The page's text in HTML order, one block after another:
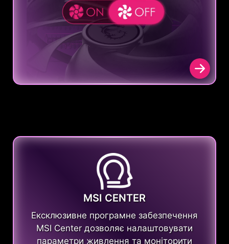
MSI CENTER
Ексклюзивне програмне забезпечення
MSI Center дозволяє налаштовувати
параметри живлення та моніторити